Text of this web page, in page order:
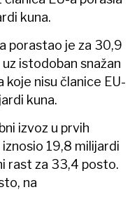
kuna.
porastao je za 30,9
istodoban snažan
koje nisu članice EU-
kuna.
izvoz u prvih
19,8 milijardi
rast za 33,4 posto.
na